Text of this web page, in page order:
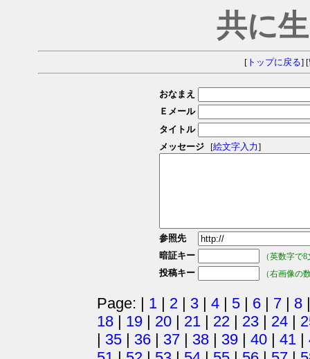
共に
[トップに戻る] [
おなまえ
Ｅメール
タイトル
メッセージ
[絵文字入力]
参照先
暗証キー
（英数字で
投稿キー （右画像の
Page: | 1 | 2 | 3 | 4 | 5 | 6 | 7 | 8
18 | 19 | 20 | 21 | 22 | 23 | 24 |
| 35 | 36 | 37 | 38 | 39 | 40 | 41 |